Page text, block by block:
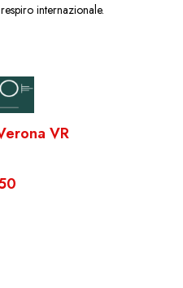
internazionale.
VR